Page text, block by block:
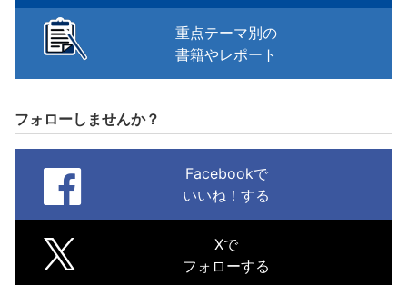
重点テーマ別の
書籍やレポート
フォローしませんか？
Facebookで
いいね！する
Xで
フォローする